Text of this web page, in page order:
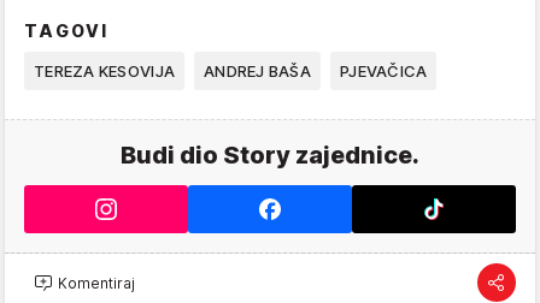
TAGOVI
TEREZA KESOVIJA ANDREJ BAŠA PJEVAČICA
Budi dio Story zajednice.
Komentiraj